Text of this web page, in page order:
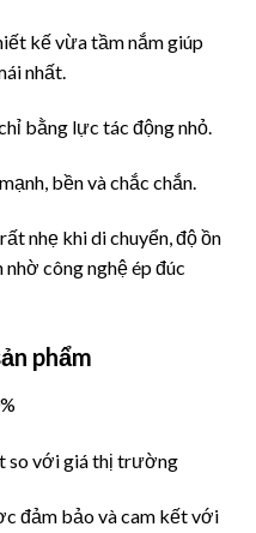
kế vừa tầm nắm giúp
nhất.
bằng lực tác động nhỏ.
bền và chắc chắn.
nhẹ khi di chuyển, độ ồn
công nghệ ép đúc
phẩm
so với giá thị trường
đảm bảo và cam kết với